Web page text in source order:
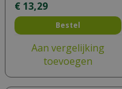
€ 13,29
Bestel
Aan vergelijking
toevoegen